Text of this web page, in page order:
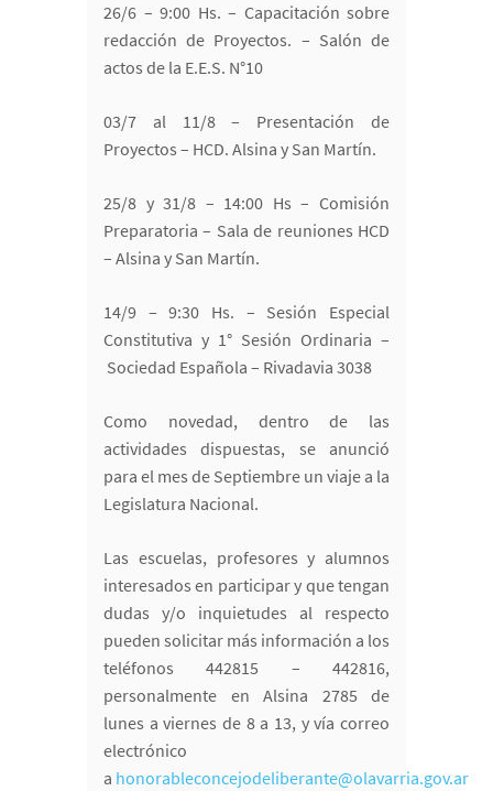
26/6 – 9:00 Hs. – Capacitación sobre
redacción de Proyectos. – Salón de
actos de la E.E.S. N°10
03/7 al 11/8 – Presentación de
Proyectos – HCD. Alsina y San Martín.
25/8 y 31/8 – 14:00 Hs – Comisión
Preparatoria – Sala de reuniones HCD
– Alsina y San Martín.
14/9 – 9:30 Hs. – Sesión Especial
Constitutiva y 1° Sesión Ordinaria –
Sociedad Española – Rivadavia 3038
Como novedad, dentro de las
actividades dispuestas, se anunció
para el mes de Septiembre un viaje a la
Legislatura Nacional.
Las escuelas, profesores y alumnos
interesados en participar y que tengan
dudas y/o inquietudes al respecto
pueden solicitar más información a los
teléfonos 442815 – 442816,
personalmente en Alsina 2785 de
lunes a viernes de 8 a 13, y vía correo
electrónico
a honorableconcejodeliberante@olavarria.gov.ar